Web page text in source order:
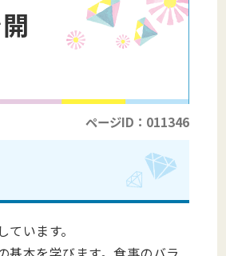
ページID：011346
います。